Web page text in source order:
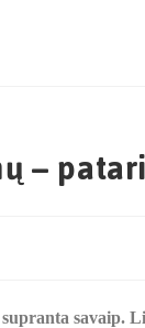
–
savaip.